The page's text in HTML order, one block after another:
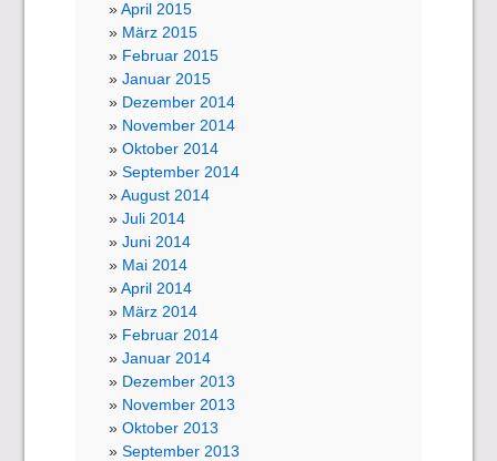
April 2015
März 2015
Februar 2015
Januar 2015
Dezember 2014
November 2014
Oktober 2014
September 2014
August 2014
Juli 2014
Juni 2014
Mai 2014
April 2014
März 2014
Februar 2014
Januar 2014
Dezember 2013
November 2013
Oktober 2013
September 2013